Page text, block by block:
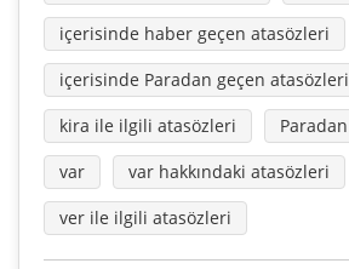
içerisinde haber geçen atasözleri
içerisinde Paradan geçen atasözleri
kira ile ilgili atasözleri
Paradan
var
var hakkındaki atasözleri
ver ile ilgili atasözleri